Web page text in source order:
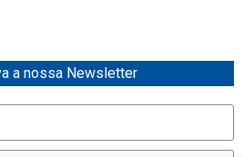
a nossa Newsletter